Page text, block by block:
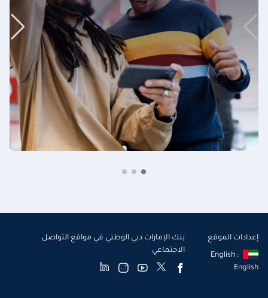
إعدادات الموقع
English :
English
بنك الإمارات دبي الوطني في مواقع التواصل
الاجتماعي